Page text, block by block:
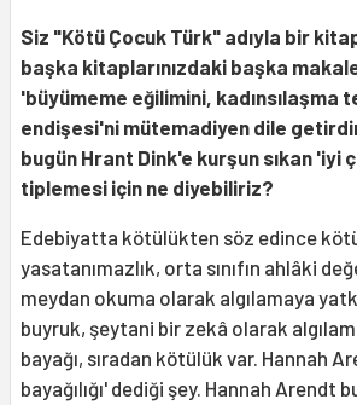
Siz "Kötü Çocuk Türk" adıyla bir kitap
başka kitaplarınızdaki başka
'büyümeme eğilimini, kadınsılaşma
endişesi'ni mütemadiyen dile
bugün Hrant Dink'e kurşun sıkan 'iyi
tiplemesi için ne diyebiliriz?
Edebiyatta kötülükten söz edince
yasatanımazlık, orta sınıfın ahlâki
meydan okuma olarak algılamaya
buyruk, şeytani bir zekâ olarak
bayağı, sıradan kötülük var. Hannah
bayağılığı' dediği şey. Hannah Arendt